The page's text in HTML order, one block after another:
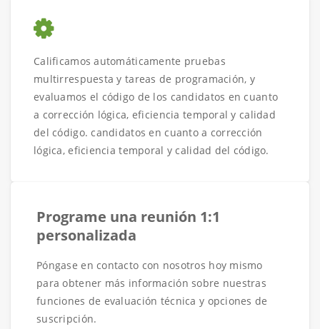
Calificamos automáticamente pruebas
multirrespuesta y tareas de programación, y
evaluamos el código de los candidatos en cuanto
a corrección lógica, eficiencia temporal y calidad
del código. candidatos en cuanto a corrección
lógica, eficiencia temporal y calidad del código.
Programe una reunión 1:1
personalizada
Póngase en contacto con nosotros hoy mismo
para obtener más información sobre nuestras
funciones de evaluación técnica y opciones de
suscripción.